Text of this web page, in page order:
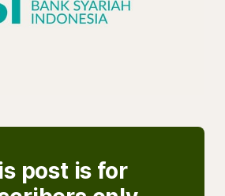
post is for